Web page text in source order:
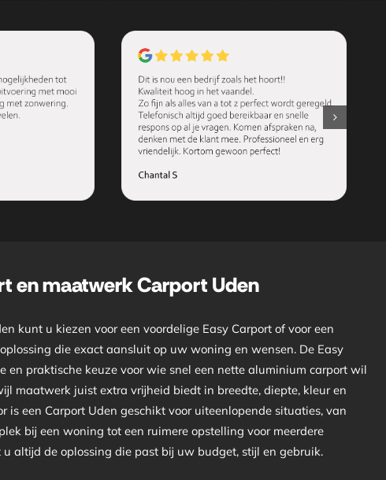
en maatwerk Carport Uden
kunt u kiezen voor een voordelige Easy Carport of voor een
die exact aansluit op uw woning en wensen. De Easy
en praktische keuze voor wie snel een nette aluminium carport wil
maatwerk juist extra vrijheid biedt in breedte, diepte, kleur en
is een Carport Uden geschikt voor uiteenlopende situaties, van
bij een woning tot een ruimere opstelling voor meerdere
u altijd de oplossing die past bij uw budget, stijl en gebruik.